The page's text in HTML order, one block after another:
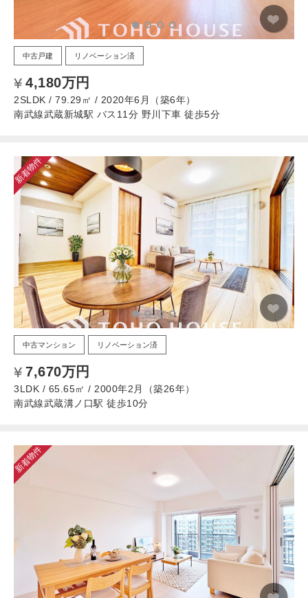
中古戸建 リノベーション済
4,180万円
2SLDK / 79.29㎡ / 2020年6月（築6年）
南武線武蔵新城駅 バス11分 野川下車 徒歩5分
新着物件
中古マンション リノベーション済
7,670万円
3LDK / 65.65㎡ / 2000年2月（築26年）
南武線武蔵溝ノ口駅 徒歩10分
新着物件